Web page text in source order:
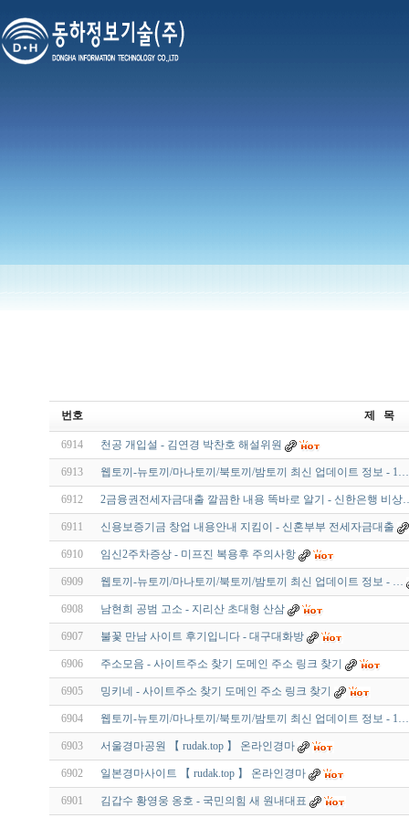
번호 제 목
6914 천공 개입설 - 김연경 박찬호 해설위원
6913 웹토끼-뉴토끼/마나토끼/북토끼/밤토끼 최신 업데이트 정보 - 1…
6912 2금융권전세자금대출 깔끔한 내용 똑바로 알기 - 신한은행 비상
6911 신용보증기금 창업 내용안내 지킴이 - 신혼부부 전세자금대출
6910 임신2주차증상 - 미프진 복용후 주의사항
6909 웹토끼-뉴토끼/마나토끼/북토끼/밤토끼 최신 업데이트 정보 - …
6908 남현희 공범 고소 - 지리산 초대형 산삼
6907 불꽃 만남 사이트 후기입니다 - 대구대화방
6906 주소모음 - 사이트주소 찾기 도메인 주소 링크 찾기
6905 밍키네 - 사이트주소 찾기 도메인 주소 링크 찾기
6904 웹토끼-뉴토끼/마나토끼/북토끼/밤토끼 최신 업데이트 정보 - 1…
6903 서울경마공원 【 rudak.top 】 온라인경마
6902 일본경마사이트 【 rudak.top 】 온라인경마
6901 김갑수 황영웅 옹호 - 국민의힘 새 원내대표